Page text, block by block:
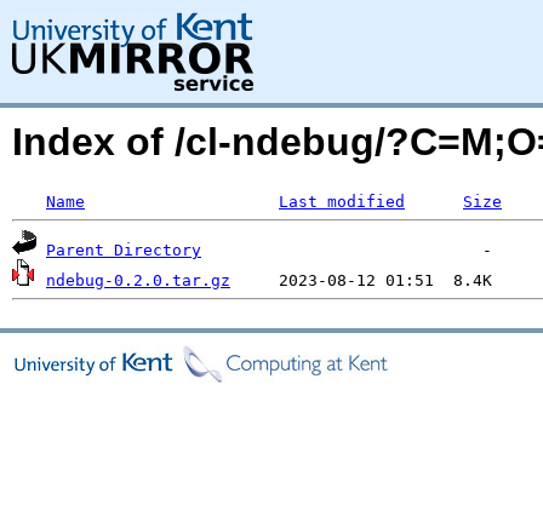
Index of /cl-ndebug/
Name Last modified Size
Parent Directory
ndebug-0.2.0.tar.gz